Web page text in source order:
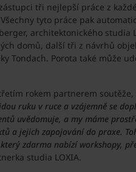
tři nejlepší práce z
tyto práce pak
architektonického
domů, další tři z návrhů
Tondach. Porota také může
rokem partnerem
ruku v ruce a vzájemně se
uvědomuje, a my máme
a jejich zapojování do praxe.
zdarma nabízí workshopy,
studia LOXIA.